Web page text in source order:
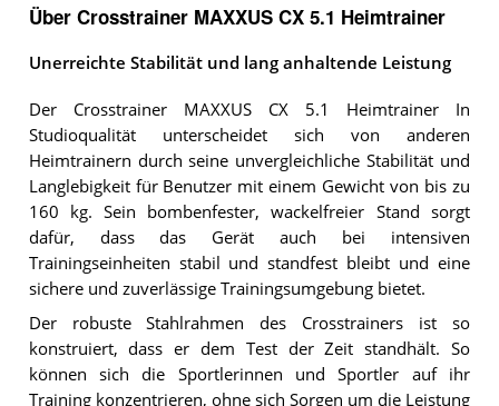
Über Crosstrainer MAXXUS CX 5.1 Heimtrainer
Unerreichte Stabilität und lang anhaltende Leistung
Der Crosstrainer MAXXUS CX 5.1 Heimtrainer In
Studioqualität unterscheidet sich von anderen
Heimtrainern durch seine unvergleichliche Stabilität und
Langlebigkeit für Benutzer mit einem Gewicht von bis zu
160 kg. Sein bombenfester, wackelfreier Stand sorgt
dafür, dass das Gerät auch bei intensiven
Trainingseinheiten stabil und standfest bleibt und eine
sichere und zuverlässige Trainingsumgebung bietet.
Der robuste Stahlrahmen des Crosstrainers ist so
konstruiert, dass er dem Test der Zeit standhält. So
können sich die Sportlerinnen und Sportler auf ihr
Training konzentrieren, ohne sich Sorgen um die Leistung